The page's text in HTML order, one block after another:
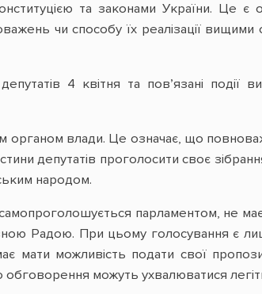
та законами України. Це
чи способу їх реалізації
4 квітня та пов’язані події
влади. Це означає, що
депутатів проголосити своє
народом.
парламентом, не
Радою. При цьому голосування є
мати можливість подати свої
обговорення можуть ухвалюватися